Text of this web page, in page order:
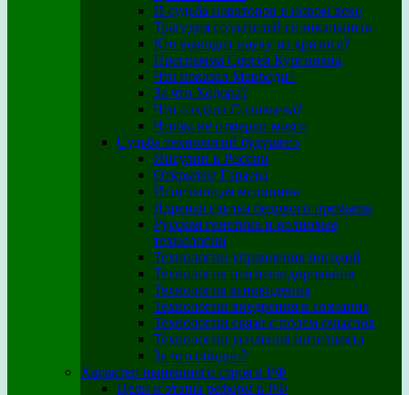
И судьба новаторов в новом веке
Трагедия создателей силикальцита
Кто выводит науку из кризиса?
Программа Сергея Кургиняна
Что показал Мавроди?
За что Ходора?
Что создала Соловьева?
Чтобы не отмерли мозги
Судьба технологий будущего
Инсулин в России
Открытие Гаряева
Исцеляющая медицина
Ядреная сделка бедового премьера
Русская генетика и волновые
технологии
Технологии управления погодой
Технология психозондирования
Технология ясновидения
Технологии внедрения в сознание
Технологии связи с полем смыслов
Технологии усиления интеллекта
За что обидно?
Характер нынешнего строя в РФ
Цели и этапы реформ в РФ